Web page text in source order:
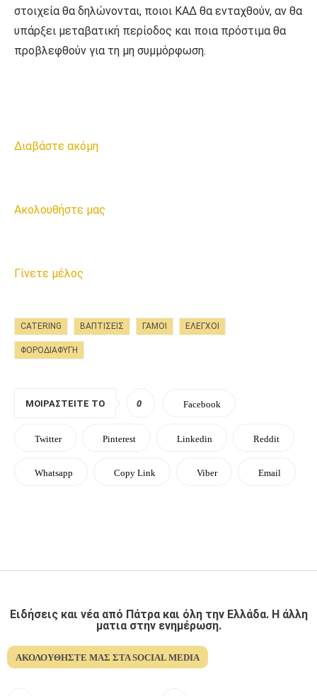
στοιχεία θα δηλώνονται, ποιοι ΚΑΔ θα ενταχθούν, αν θα
υπάρξει μεταβατική περίοδος και ποια πρόστιμα θα
προβλεφθούν για τη μη συμμόρφωση.
Διαβάστε ακόμη
Ακολουθήστε μας
Γίνετε μέλος
CATERING ΒΑΠΤΊΣΕΙΣ ΓΑΜΟΙ ΕΛΕΓΧΟΙ
ΦΟΡΟΔΙΑΦΥΓΗ
ΜΟΙΡΑΣΤΕΊΤΕ ΤΟ 0 Facebook
Twitter Pinterest Linkedin Reddit
Whatsapp Copy Link Viber Email
Ειδήσεις και νέα από Πάτρα και όλη την Ελλάδα. Η άλλη
ματια στην ενημέρωση.
ΑΚΟΛΟΥΘΉΣΤΕ ΜΑΣ ΣΤΑ SOCIAL MEDIA